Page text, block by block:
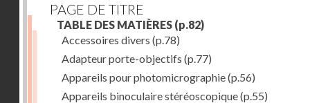
PAGE DE TITRE
TABLE DES MATIÈRES (p.82)
Accessoires divers (p.78)
Adapteur porte-objectifs (p.77)
Appareils pour photomicrographie(p.56)
Appareils binoculaire stéréoscopique(p.55)